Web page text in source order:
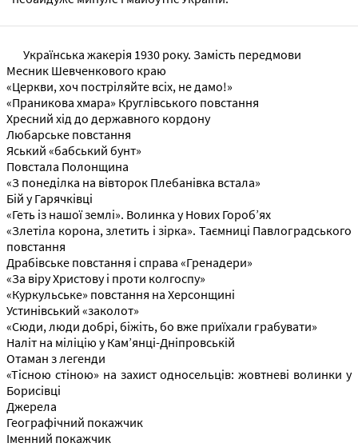
Українська жакерія 1930 року. Замість передмови
Месник Шевченкового краю
«Церкви, хоч постріляйте всіх, не дамо!»
«Праникова хмара» Круглівського повстання
Хресний хід до державного кордону
Любарське повстання
Яський «бабський бунт»
Повстала Полонщина
«З понеділка на вівторок Плебанівка встала»
Бій у Гарячківці
«Геть із нашої землі». Волинка у Нових Гороб’ях
«Злетіла корона, злетить і зірка». Таємниці Павлоградського
повстання
Драбівське повстання і справа «Гренадери»
«За віру Христову і проти колгоспу»
«Куркульське» повстання на Херсонщині
Устинівський «заколот»
«Сюди, люди добрі, біжіть, бо вже приїхали грабувати»
Наліт на міліцію у Кам’янці-Дніпровській
Отаман з легенди
«Тісною стіною» на захист односельців: жовтневі волинки у
Борисівці
Джерела
Географічний покажчик
Іменний покажчик